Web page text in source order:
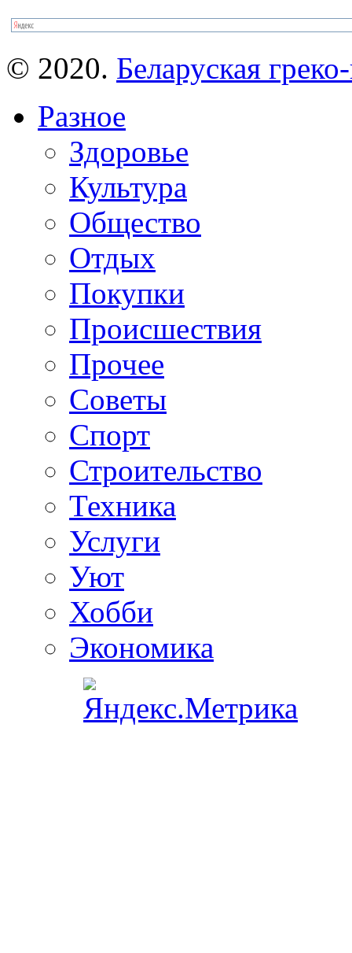
© 2020. Беларуская
Разное
Здоровье
Культура
Общество
Отдых
Покупки
Происшествия
Прочее
Советы
Спорт
Строительство
Техника
Услуги
Уют
Хобби
Экономика